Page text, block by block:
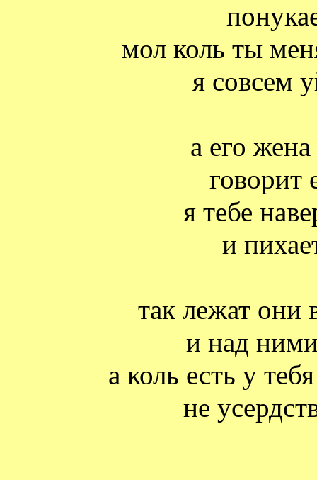
мол коль ты
я совсем
а его
говорит
я тебе
и
так лежат они
и над
а коль есть у
не